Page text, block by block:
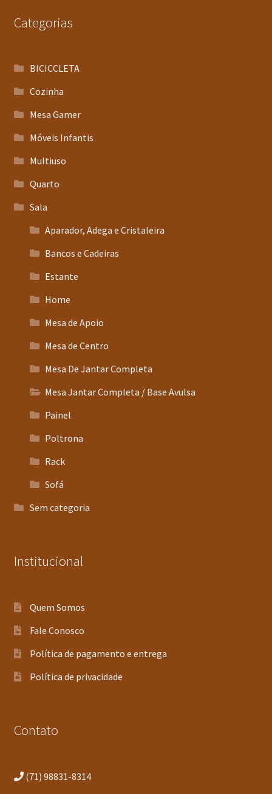
Categorias
BICICCLETA
Cozinha
Mesa Gamer
Móveis Infantis
Multiuso
Quarto
Sala
Aparador, Adega e Cristaleira
Bancos e Cadeiras
Estante
Home
Mesa de Apoio
Mesa de Centro
Mesa De Jantar Completa
Mesa Jantar Completa / Base Avulsa
Painel
Poltrona
Rack
Sofá
Sem categoria
Institucional
Quem Somos
Fale Conosco
Política de pagamento e entrega
Política de privacidade
Contato
(71) 98831-8314